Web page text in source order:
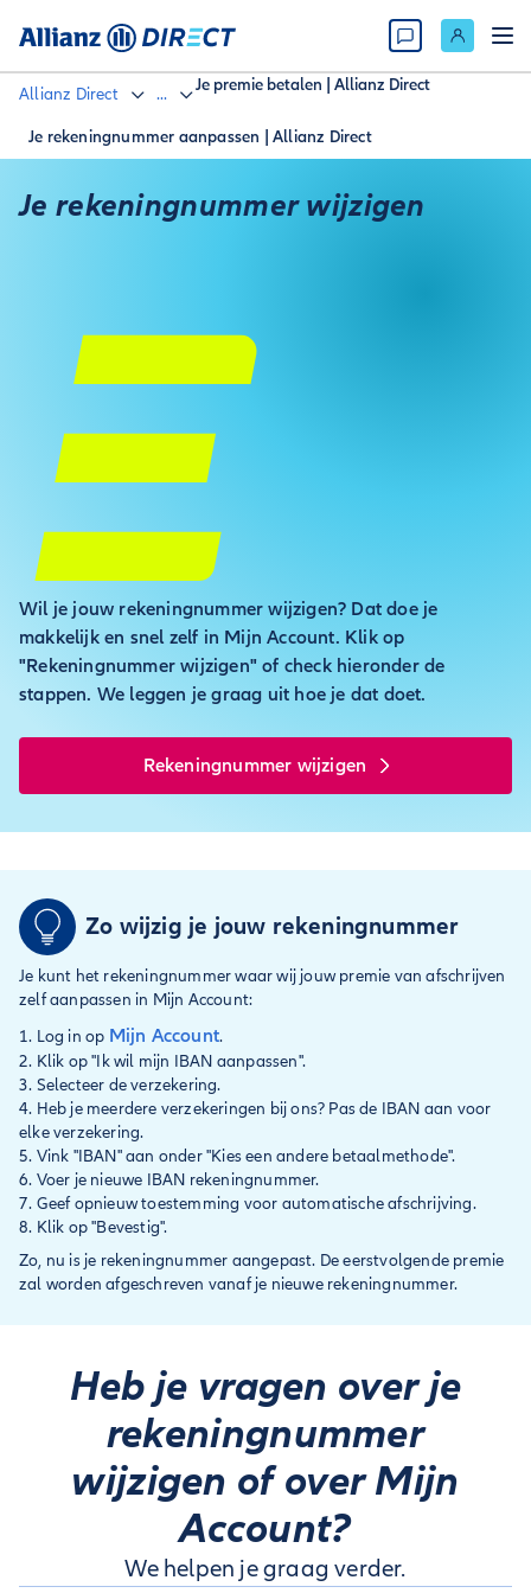
Allianz Direct ... Je premie betalen | Allianz Direct
Je rekeningnummer aanpassen | Allianz Direct
Je rekeningnummer wijzigen
Wil je jouw rekeningnummer wijzigen? Dat doe je
makkelijk en snel zelf in Mijn Account. Klik op
"Rekeningnummer wijzigen" of check hieronder de
stappen. We leggen je graag uit hoe je dat doet.
Rekeningnummer wijzigen
Zo wijzig je jouw rekeningnummer
Je kunt het rekeningnummer waar wij jouw premie van afschrijven
zelf aanpassen in Mijn Account:
Log in op Mijn Account.
Klik op "Ik wil mijn IBAN aanpassen".
Selecteer de verzekering.
Heb je meerdere verzekeringen bij ons? Pas de IBAN aan voor
elke verzekering.
Vink "IBAN" aan onder "Kies een andere betaalmethode".
Voer je nieuwe IBAN rekeningnummer.
Geef opnieuw toestemming voor automatische afschrijving.
Klik op "Bevestig".
Zo, nu is je rekeningnummer aangepast. De eerstvolgende premie
zal worden afgeschreven vanaf je nieuwe rekeningnummer.
Heb je vragen over je
rekeningnummer
wijzigen of over Mijn
Account?
We helpen je graag verder.